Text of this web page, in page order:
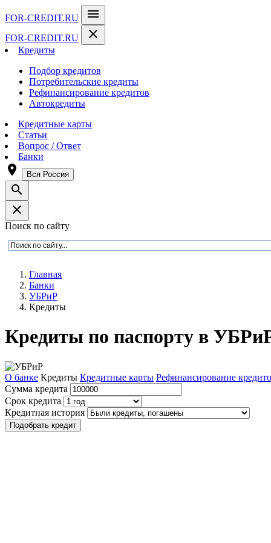
FOR-CREDIT.RU menu
FOR-CREDIT.RU close
Кредиты
Подбор кредитов
Потребительские кредиты
Рефинансирование кредитов
Автокредиты
Кредитные карты
Статьи
Вопрос / Ответ
Банки
room Вся Россия
search
close
Поиск по сайту
Главная
Банки
УБРиР
Кредиты
Кредиты по паспорту в
О банке Кредиты Кредитные карты Рефинансирование
Сумма кредита
Срок кредита
Кредитная история
Подобрать кредит